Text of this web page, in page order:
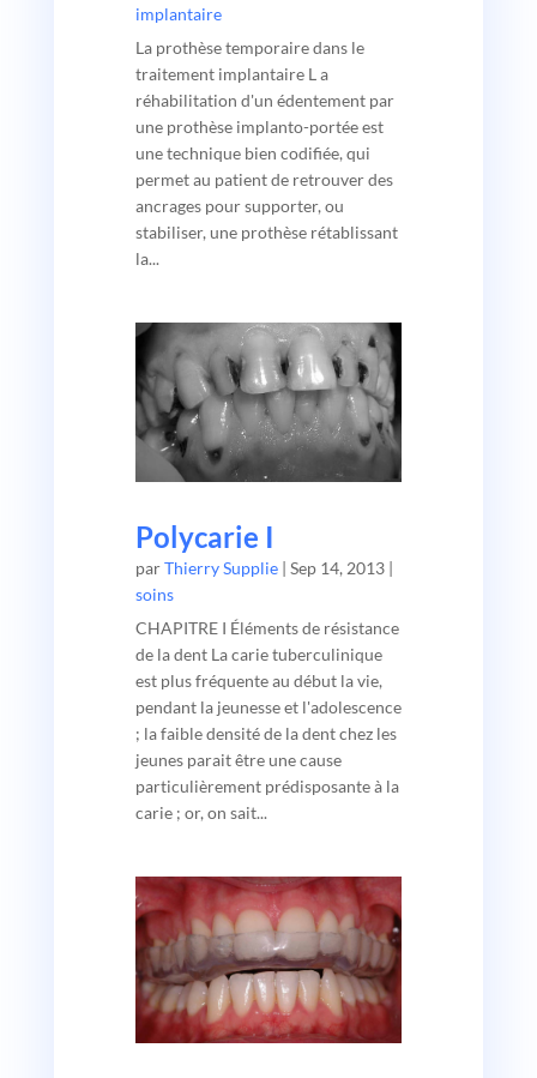
implantaire
La prothèse temporaire dans le
traitement implantaire L a
réhabilitation d'un édentement par
une prothèse implanto-portée est
une technique bien codifiée, qui
permet au patient de retrouver des
ancrages pour supporter, ou
stabiliser, une prothèse rétablissant
la...
Polycarie I
parThierry Supplie| Sep 14, 2013|
soins
CHAPITRE I Éléments de résistance
de la dent La carie tuberculinique
est plus fréquente au début la vie,
pendant la jeunesse et l'adolescence
; la faible densité de la dent chez les
jeunes parait être une cause
particulièrement prédisposante à la
carie ; or, on sait...